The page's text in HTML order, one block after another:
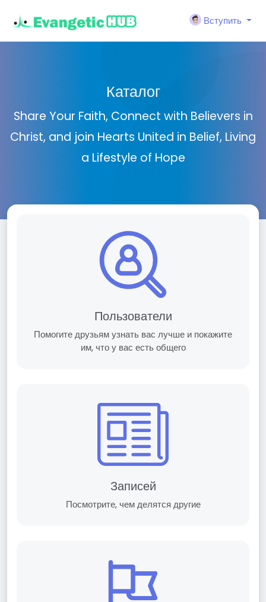
Вступить
Каталог
Share Your Faith, Connect with Believers in
Christ, and join Hearts United in Belief, Living
a Lifestyle of Hope
Пользователи
Помогите друзьям узнать вас лучше и покажите
им, что у вас есть общего
Записей
Посмотрите, чем делятся другие